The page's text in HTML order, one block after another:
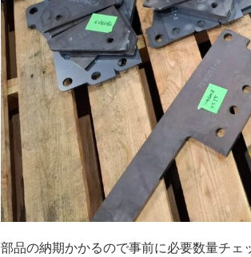
部品の納期かかるので事前に必要数量チェ